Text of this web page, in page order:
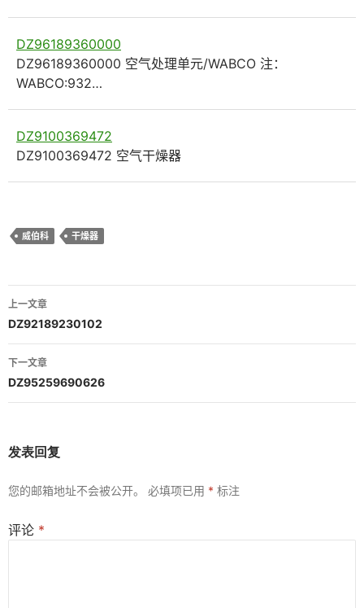
DZ96189360000
DZ96189360000 空气处理单元/WABCO 注：
WABCO:932…
DZ9100369472
DZ9100369472 空气干燥器
威伯科 干燥器
文
章
导
航
上一文章
DZ92189230102
下一文章
DZ95259690626
发表回复
您的邮箱地址不会被公开。 必填项已用 * 标注
评论 *